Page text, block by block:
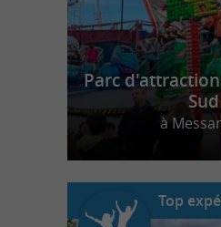
Parc
Sud
à
Top